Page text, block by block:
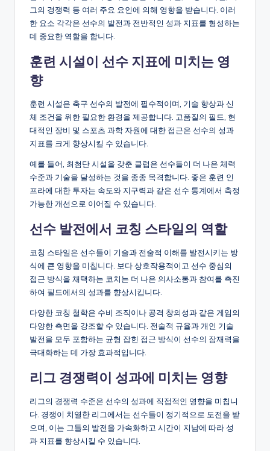
그의 경쟁력 등 여러 주요 요인에 의해 영향을 받습니다. 이러
한 요소 각각은 선수의 발전과 전반적인 성과 지표를 형성하는
데 중요한 역할을 합니다.
훈련 시설이 선수 지표에 미치는 영
향
훈련 시설은 축구 선수의 발전에 필수적이며, 기술 향상과 신
체 조건을 위한 필요한 환경을 제공합니다. 고품질의 필드, 현
대적인 장비 및 스포츠 과학 자원에 대한 접근은 선수의 성과
지표를 크게 향상시킬 수 있습니다.
예를 들어, 최첨단 시설을 갖춘 클럽은 선수들이 더 나은 체력
수준과 기술을 달성하는 것을 종종 목격합니다. 좋은 훈련 인
프라에 대한 투자는 속도와 지구력과 같은 선수 통계에서 측정
가능한 개선으로 이어질 수 있습니다.
선수 발전에서 코칭 스타일의 역할
코칭 스타일은 선수들이 기술과 전술적 이해를 발전시키는 방
식에 큰 영향을 미칩니다. 보다 상호작용적이고 선수 중심의
접근 방식을 채택하는 코치는 더 나은 의사소통과 참여를 촉진
하여 필드에서의 성과를 향상시킵니다.
다양한 코칭 철학은 수비 조직이나 공격 창의성과 같은 게임의
다양한 측면을 강조할 수 있습니다. 전술적 규율과 개인 기술
발전을 모두 포함하는 균형 잡힌 접근 방식이 선수의 잠재력을
극대화하는 데 가장 효과적입니다.
리그 경쟁력이 성과에 미치는 영향
리그의 경쟁력 수준은 선수의 성과에 직접적인 영향을 미칩니
다. 경쟁이 치열한 리그에서는 선수들이 정기적으로 도전을 받
으며, 이는 그들의 발전을 가속화하고 시간이 지남에 따라 성
과 지표를 향상시킬 수 있습니다.